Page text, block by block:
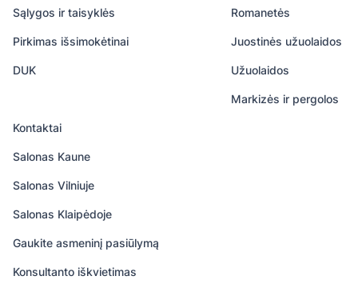
Sąlygos ir taisyklės
Pirkimas išsimokėtinai
DUK
Romanetės
Juostinės užuolaidos
Užuolaidos
Markizės ir pergolos
Kontaktai
Salonas Kaune
Salonas Vilniuje
Salonas Klaipėdoje
Gaukite asmeninį pasiūlymą
Konsultanto iškvietimas